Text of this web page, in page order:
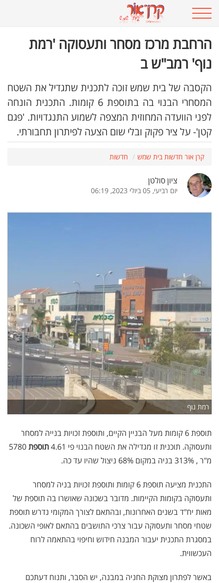
הרחבת מרכז מסחר ותעסוקה 'רמת
נוף' רמב"ש ב
הקסבה של בית שמש זוכה לתכנית שתגדיל את השטח
המסחרי הבנוי בה בתוספת 6 קומות. התכנית הונחה
לפני הוועדה המחוזית המצפה לשמוע התנגדויות. 'פגם
קטן'- על ציר פקוק ובלי שום הצעה לפיתרון תחבורתי.
קרן אור חדשות בית שמש חדשות
ציון סולטן
יום רביעי, 05 ביולי 2023, 06:19
רמת נוף
תוספת 6 קומות מעל הבניין הקיים, ותוספת זכויות בנייה למסחר
ותעסוקה. תוכנית זו מגדילה את השטח הבנוי פי 4.61 תוספת5780
מ"ר , 313% בניה במקום 68% ניצול שהיו עד כה.
התכנית מציעה תוספת 6 קומות ותוספת זכויות בניה למסחר
ותעסוקה בקומות הקיימות. מדובר בשכונה שאושרו בה תוספת של
מאות יח"ד בשנים האחרונות, ובהתאם לצורך המקומי נדרש תוספת
שטחי מסחר ותעסוקה עבור צרכי התושבים בהתאם לאופי השכונה.
במסגרת התכנית יעבור המבנה חידוש וחיפוי בהתאמה לרוח
העכשווית.
באשר לפתרון מצוקת החניה במבנה, יש הסבר, ותנוח דעתכם